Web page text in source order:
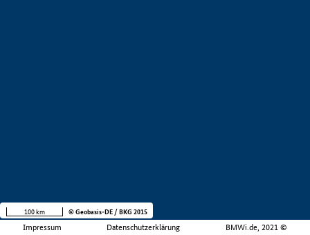
Impressum Datenschutzerklärung BMWi.de, 2021 ©
100 km © Geobasis-DE / BKG 2015